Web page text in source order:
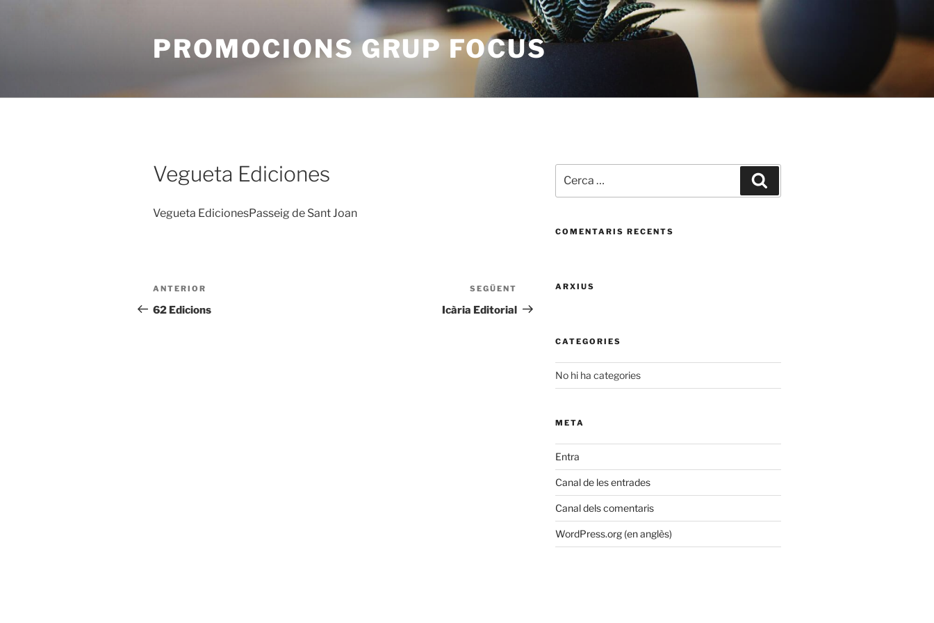
PROMOCIONS GRUP FOCUS
Vegueta Ediciones
Vegueta EdicionesPasseig de Sant Joan
Navegació
d'entrades
Entrada
anterior
ANTERIOR
62 Edicions
Entrada
següent
SEGÜENT
Icària Editorial
COMENTARIS RECENTS
ARXIUS
CATEGORIES
No hi ha categories
META
Entra
Canal de les entrades
Canal dels comentaris
WordPress.org (en anglès)